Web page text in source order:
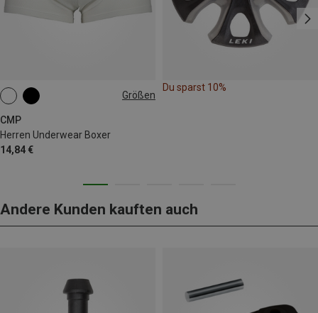
Größen
CMP
Herren Underwear Boxer
14,84 €
S M
XXL
3XL
Du sparst 10%
Andere Kunden kauften auch